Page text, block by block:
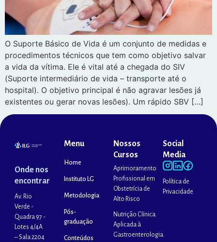
O Suporte Básico de Vida é um conjunto de medidas e
procedimentos técnicos que tem como objetivo salvar
a vida da vítima. Ele é vital até a chegada do SIV
(Suporte intermediário de vida – transporte até o
hospital). O objetivo principal é não agravar lesões já
existentes ou gerar novas lesões). Um rápido SBV […]
Onde nos
encontrar
Av. Rio
Verde -
Quadra 97 -
Lotes 4/4A
– Sala 2204
Menu
Home
Instituto LG
Metodologia
Pós-
graduação
Conteúdos
Nossos
Cursos
Aprimoramento
Profissional em
Obstetrícia de
Alto Risco
Nutrição Clínica
Aplicada à
Gastroenterologia
Social
Media
Política de
Privacidade